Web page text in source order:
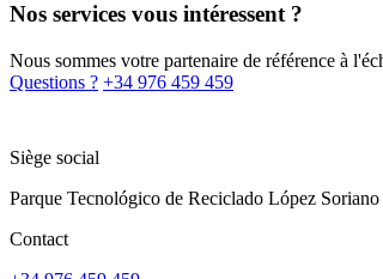
Nos services vous intéressent ?
Nous sommes votre partenaire de référence à
Questions ? +34 976 459 459
Siège social
Parque Tecnológico de Reciclado López
Contact